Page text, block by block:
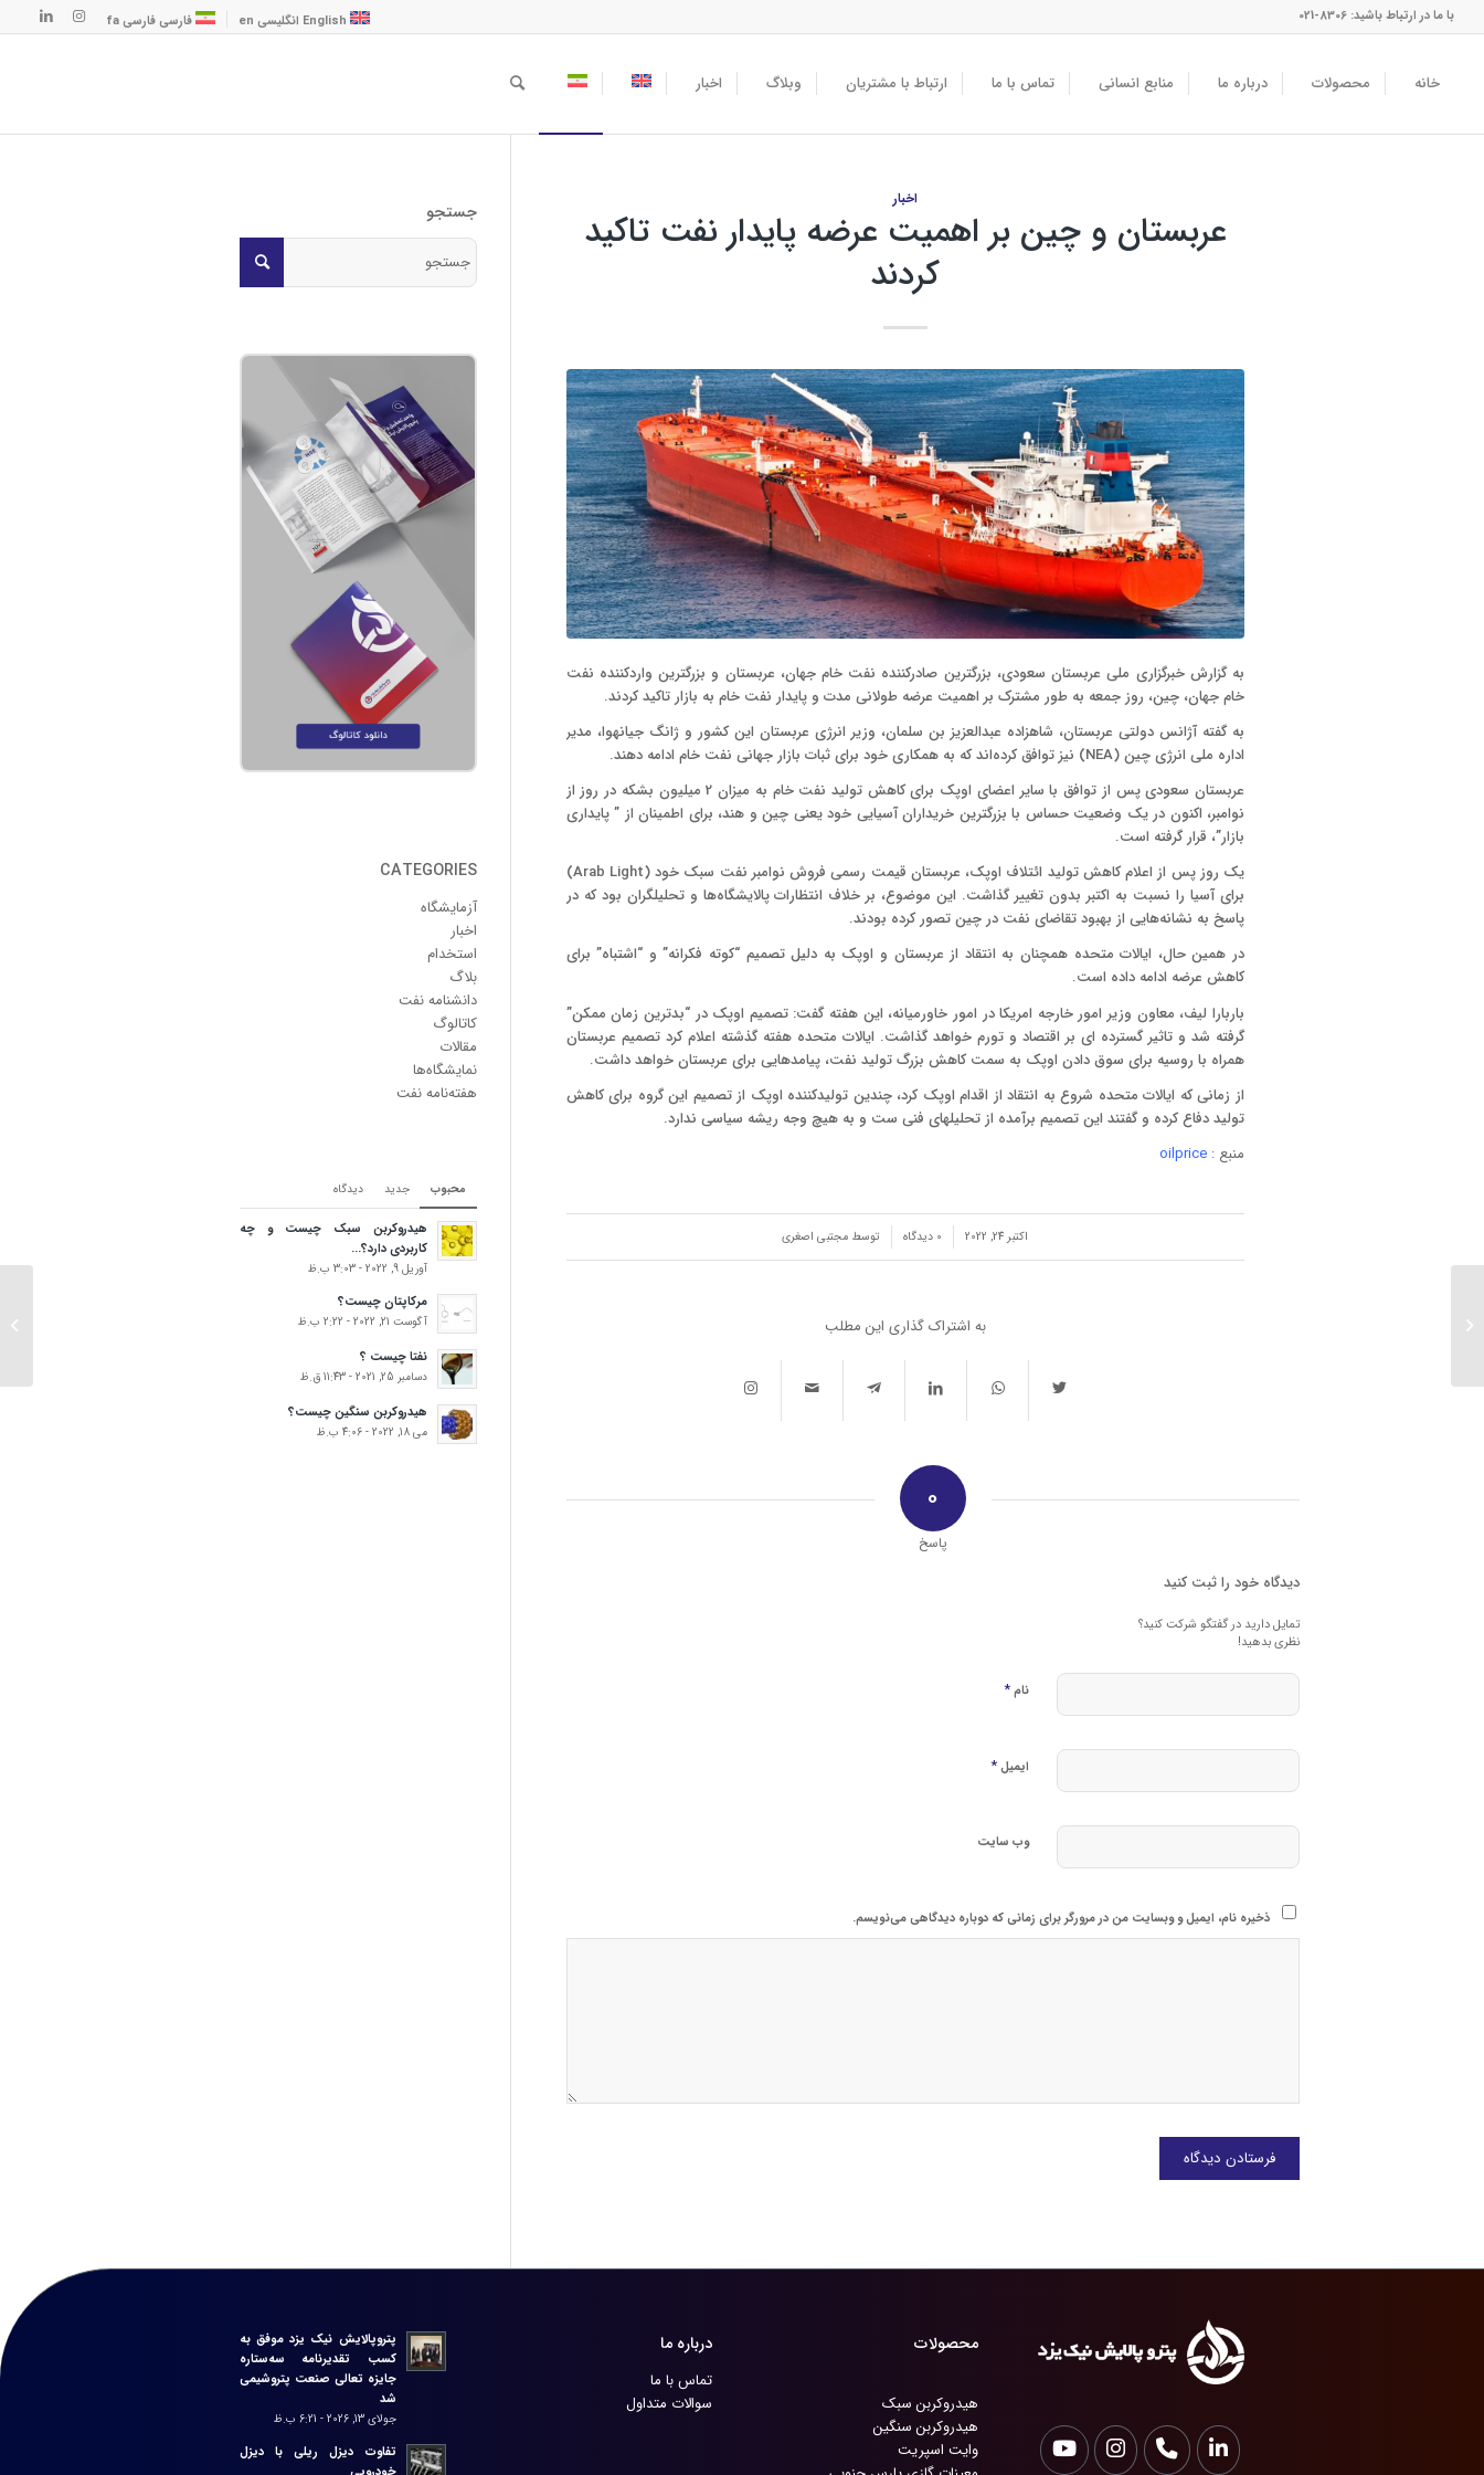
English انگلیسی en فارسیفارسیfa با ما در ارتباط باشید: 8306-021
خانه محصولات درباره ما منابع انسانی تماس با ما ارتباط با مشتریان وبلاگ اخبار
اخبار
عربستان و چین بر اهمیت عرضه پایدار نفت تاکید
کردند
به گزارش خبرگزاری ملی عربستان سعودی، بزرگترین صادرکننده نفت خام جهان، عربستان و بزرگترین واردکننده نفت
خام جهان، چین، روز جمعه به طور مشترک بر اهمیت عرضه طولانی مدت و پایدار نفت خام به بازار تاکید کردند.
به گفته آژانس دولتی عربستان، شاهزاده عبدالعزیز بن سلمان، وزیر انرژی عربستان این کشور و ژانگ جیانهوا، مدیر
اداره ملی انرژی چین (NEA) نیز توافق کرده‌اند که به همکاری خود برای ثبات بازار جهانی نفت خام ادامه دهند.
عربستان سعودی پس از توافق با سایر اعضای اوپک برای کاهش تولید نفت خام به میزان 2 میلیون بشکه در روز از
نوامبر، اکنون در یک وضعیت حساس با بزرگترین خریداران آسیایی خود یعنی چین و هند، برای اطمینان از ” پایداری
بازار”، قرار گرفته است.
یک روز پس از اعلام کاهش تولید ائتلاف اوپک، عربستان قیمت رسمی فروش نوامبر نفت سبک خود (Arab Light)
برای آسیا را نسبت به اکتبر بدون تغییر گذاشت. این موضوع، بر خلاف انتظارات پالایشگاه‌ها و تحلیلگران بود که در
پاسخ به نشانه‌هایی از بهبود تقاضای نفت در چین تصور کرده بودند.
در همین حال، ایالات متحده همچنان به انتقاد از عربستان و اوپک به دلیل تصمیم “کوته فکرانه” و “اشتباه” برای
کاهش عرضه ادامه داده است.
باربارا لیف، معاون وزیر امور خارجه امریکا در امور خاورمیانه، این هفته گفت: تصمیم اوپک در “بدترین زمان ممکن”
گرفته شد و تاثیر گسترده ای بر اقتصاد و تورم خواهد گذاشت. ایالات متحده هفته گذشته اعلام کرد تصمیم عربستان
همراه با روسیه برای سوق دادن اوپک به سمت کاهش بزرگ تولید نفت، پیامدهایی برای عربستان خواهد داشت.
از زمانی که ایالات متحده شروع به انتقاد از اقدام اوپک کرد، چندین تولیدکننده اوپک از تصمیم این گروه برای کاهش
تولید دفاع کرده و گفتند این تصمیم برآمده از تحلیلهای فنی ست و به هیچ وجه ریشه سیاسی ندارد.
منبع : oilprice
اکتبر 24, 2022
/ 0 دیدگاه‌ توسط مجتبی اصغری
به اشتراک گذاری این مطلب
0
پاسخ
دیدگاه خود را ثبت کنید
تمایل دارید در گفتگو شرکت کنید؟
نظری بدهید!
نام*
ایمیل*
وب‌ سایت
ذخیره نام، ایمیل و وبسایت من در مرورگر برای زمانی که دوباره دیدگاهی می‌نویسم.
جستجو
CATEGORIES
آزمایشگاه
اخبار
استخدام
بلاگ
دانشنامه نفت
کاتالوگ
مقالات
نمایشگاه‌ها
هفته‌نامه نفت
محبوب جدید دیدگاه‌
هیدروکربن سبک چیست و چه
کاربردی دارد؟...
آوریل 9, 2022 - 3:03 ب.ظ
مرکاپتان چیست؟
آگوست 21, 2022 - 2:22 ب.ظ
نفتا چیست ؟
دسامبر 25, 2021 - 11:43 ق.ظ
هیدروکربن سنگین چیست؟
می 18, 2022 - 4:06 ب.ظ
محصولات
هیدروکربن سبک
هیدروکربن سنگین
وایت اسپریت
درباره ما
تماس با ما
سوالات متداول
پتروپالایش نیک یزد موفق به
کسب تقدیرنامه سه‌ستاره
جایزه تعالی صنعت پتروشیمی
شد
جولای 13, 2026 - 6:21 ب.ظ
تفاوت دیزل ریلی با دیزل